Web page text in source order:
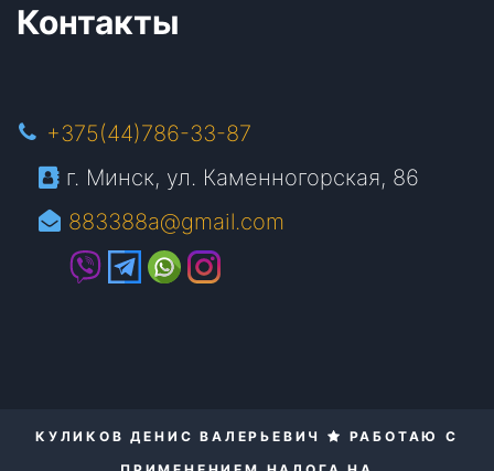
Контакты
+375(44)786-33-87
г. Минск, ул. Каменногорская, 86
883388a@gmail.com
КУЛИКОВ ДЕНИС ВАЛЕРЬЕВИЧ
РАБОТАЮ С